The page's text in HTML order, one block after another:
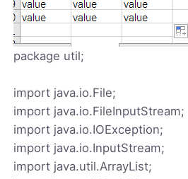
package util;
import java.io.File;
import java.io.FileInputStream;
import java.io.IOException;
import java.io.InputStream;
import java.util.ArrayList;